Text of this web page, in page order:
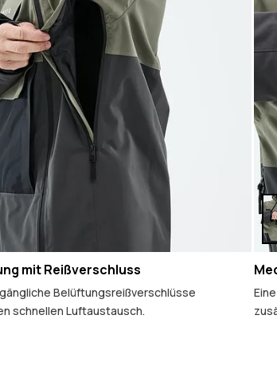
mit Reißverschluss
Belüftungsreißverschlüsse
schnellen Luftaustausch.